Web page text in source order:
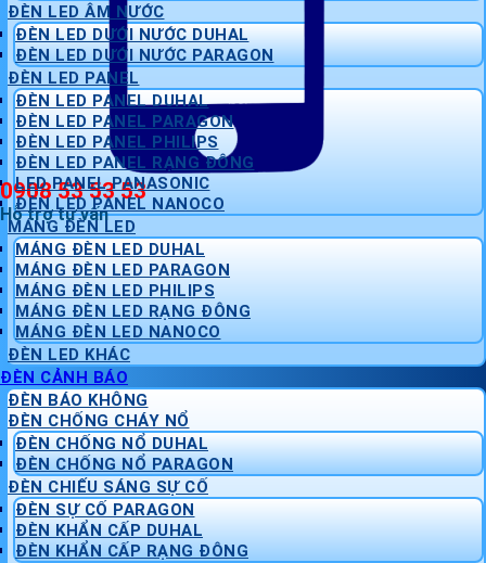
0908 53 53 53
Hỗ trợ tư vấn
ĐÈN LED ÂM NƯỚC
ĐÈN LED DƯỚI NƯỚC DUHAL
ĐÈN LED DƯỚI NƯỚC PARAGON
ĐÈN LED PANEL
ĐÈN LED PANEL DUHAL
ĐÈN LED PANEL PARAGON
ĐÈN LED PANEL PHILIPS
ĐÈN LED PANEL RẠNG ĐÔNG
LED PANEL PANASONIC
ĐÈN LED PANEL NANOCO
MÁNG ĐÈN LED
MÁNG ĐÈN LED DUHAL
MÁNG ĐÈN LED PARAGON
MÁNG ĐÈN LED PHILIPS
MÁNG ĐÈN LED RẠNG ĐÔNG
MÁNG ĐÈN LED NANOCO
ĐÈN LED KHÁC
ĐÈN CẢNH BÁO
ĐÈN BÁO KHÔNG
ĐÈN CHỐNG CHÁY NỔ
ĐÈN CHỐNG NỔ DUHAL
ĐÈN CHỐNG NỔ PARAGON
ĐÈN CHIẾU SÁNG SỰ CỐ
ĐÈN SỰ CỐ PARAGON
ĐÈN KHẨN CẤP DUHAL
ĐÈN KHẨN CẤP RẠNG ĐÔNG